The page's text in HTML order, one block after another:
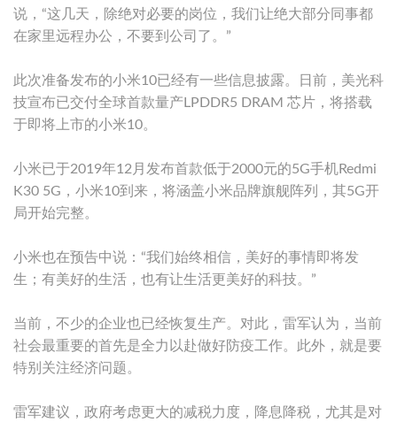
说，“这几天，除绝对必要的岗位，我们让绝大部分同事都
在家里远程办公，不要到公司了。”
此次准备发布的小米10已经有一些信息披露。日前，美光科
技宣布已交付全球首款量产LPDDR5 DRAM 芯片，将搭载
于即将上市的小米10。
小米已于2019年12月发布首款低于2000元的5G手机Redmi
K30 5G，小米10到来，将涵盖小米品牌旗舰阵列，其5G开
局开始完整。
小米也在预告中说：“我们始终相信，美好的事情即将发
生；有美好的生活，也有让生活更美好的科技。”
当前，不少的企业也已经恢复生产。对此，雷军认为，当前
社会最重要的首先是全力以赴做好防疫工作。此外，就是要
特别关注经济问题。
雷军建议，政府考虑更大的减税力度，降息降税，尤其是对